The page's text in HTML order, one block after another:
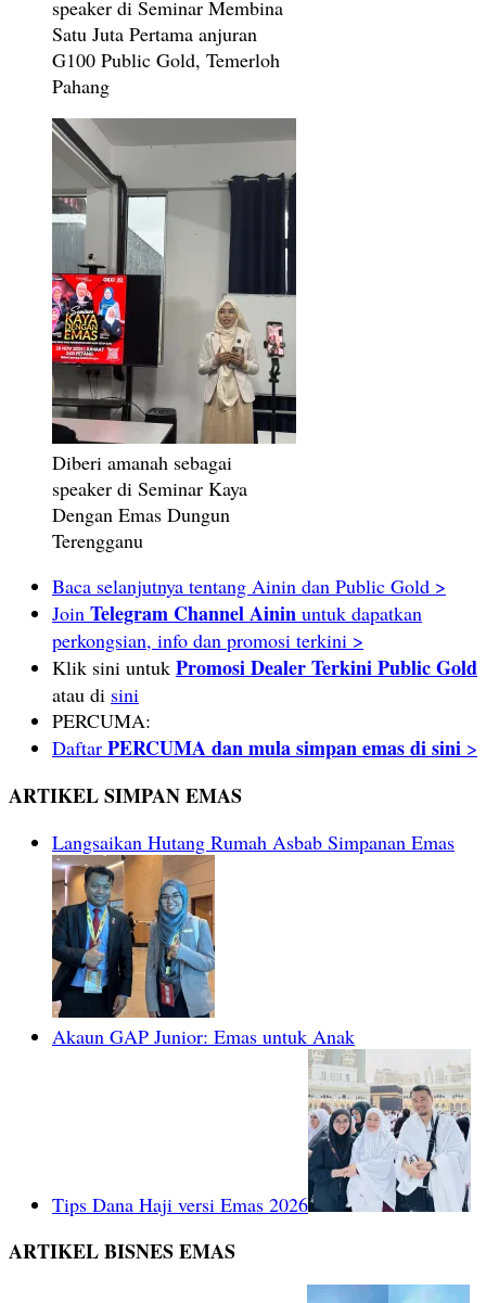
speaker di Seminar Membina
Satu Juta Pertama anjuran
G100 Public Gold, Temerloh
Pahang
Diberi amanah sebagai
speaker di Seminar Kaya
Dengan Emas Dungun
Terengganu
Baca selanjutnya tentang Ainin dan Public Gold >
Join Telegram Channel Ainin untuk dapatkan
perkongsian, info dan promosi terkini >
Klik sini untuk Promosi Dealer Terkini Public Gold
atau di sini
PERCUMA:
Daftar PERCUMA dan mula simpan emas di sini >
ARTIKEL SIMPAN EMAS
Langsaikan Hutang Rumah Asbab Simpanan Emas
Akaun GAP Junior: Emas untuk Anak
Tips Dana Haji versi Emas 2026
ARTIKEL BISNES EMAS